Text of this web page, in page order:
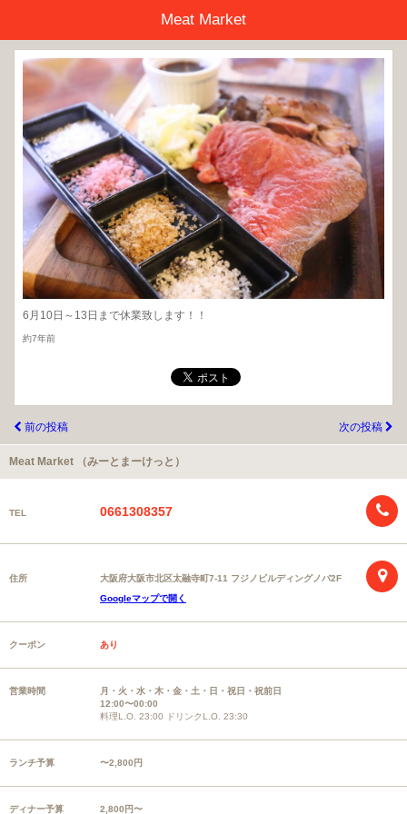
Meat Market
6月10日～13日まで休業致します！！
約7年前
前の投稿 次の投稿
Meat Market （みーとまーけっと）
TEL 0661308357
住所
大阪府大阪市北区太融寺町7-11 フジノビルディングノバ2F
Googleマップで開く
クーポン あり
営業時間
月・火・水・木・金・土・日・祝日・祝前日
12:00〜00:00
料理L.O. 23:00 ドリンクL.O. 23:30
ランチ予算 〜2,800円
ディナー予算 2,800円〜